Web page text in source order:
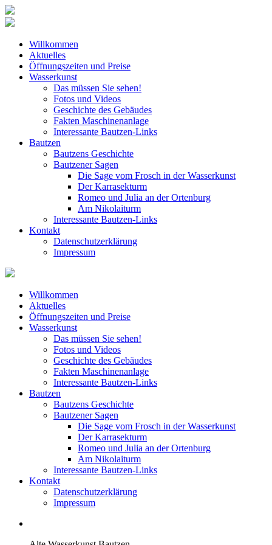
Willkommen
Aktuelles
Öffnungszeiten und Preise
Wasserkunst
Das müssen Sie sehen!
Fotos und Videos
Geschichte des Gebäudes
Fakten Maschinenanlage
Interessante Bautzen-Links
Bautzen
Bautzens Geschichte
Bautzener Sagen
Die Sage vom Frosch in der Wasserkunst
Der Karrasekturm
Romeo und Julia an der Ortenburg
Am Nikolaiturm
Interessante Bautzen-Links
Kontakt
Datenschutzerklärung
Impressum
Willkommen
Aktuelles
Öffnungszeiten und Preise
Wasserkunst
Das müssen Sie sehen!
Fotos und Videos
Geschichte des Gebäudes
Fakten Maschinenanlage
Interessante Bautzen-Links
Bautzen
Bautzens Geschichte
Bautzener Sagen
Die Sage vom Frosch in der Wasserkunst
Der Karrasekturm
Romeo und Julia an der Ortenburg
Am Nikolaiturm
Interessante Bautzen-Links
Kontakt
Datenschutzerklärung
Impressum